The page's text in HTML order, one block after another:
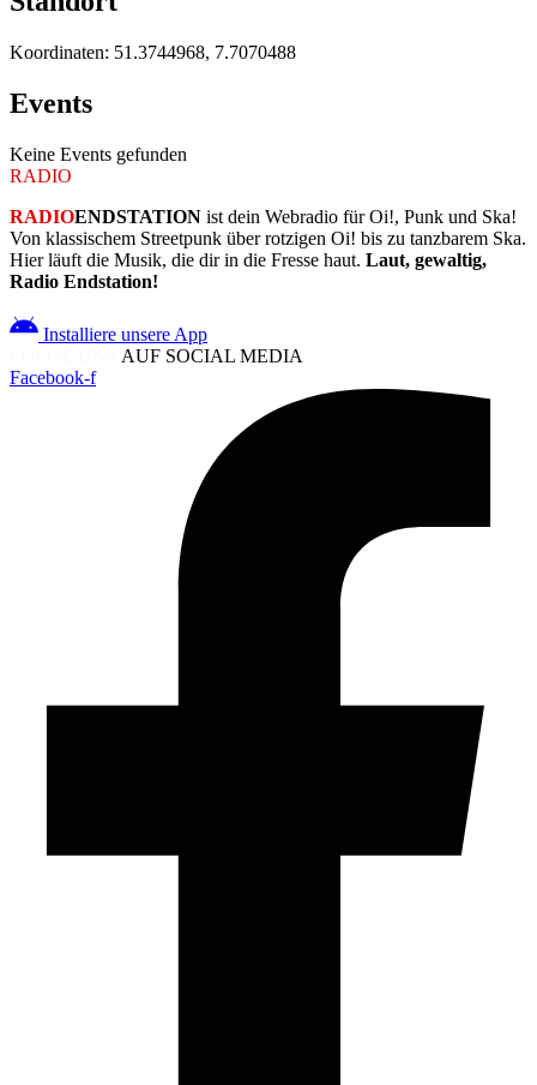
Koordinaten: 51.3744968, 7.7070488
Events
Keine Events gefunden
RADIO
RADIOENDSTATION ist dein Webradio für Oi!, Punk und Ska!
Von klassischem Streetpunk über rotzigen Oi! bis zu tanzbarem Ska.
Hier läuft die Musik, die dir in die Fresse haut. Laut, gewaltig,
Radio Endstation!
Installiere unsere App
AUF SOCIAL MEDIA
Facebook-f